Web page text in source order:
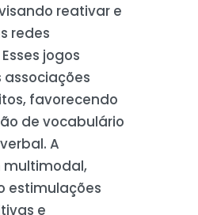
reativar e
redes
jogos
associações
favorecendo
de vocabulário
A
estimulações
e